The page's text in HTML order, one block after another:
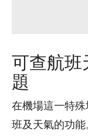
可查航
題
在機場這一特
班及天氣的功